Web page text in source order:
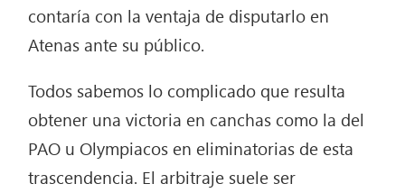
contaría con la ventaja de disputarlo en
Atenas ante su público.
Todos sabemos lo complicado que resulta
obtener una victoria en canchas como la del
PAO u Olympiacos en eliminatorias de esta
trascendencia. El arbitraje suele ser